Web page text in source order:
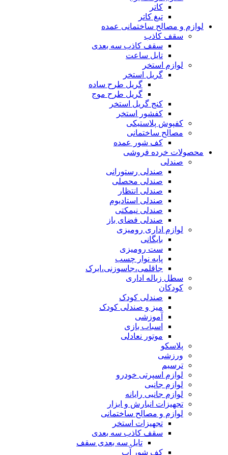
کاتر
تیغ کاتر
لوازم و مصالح ساختمانی عمده
سقف کاذب
سقف کاذب سه بعدی
تایل ساعت
لوازم استخر
گریل استخر
گریل طرح ساده
گریل طرح موج
کنج گریل استخر
کفشور استخر
کفپوش پلاستیکی
مصالح ساختمانی
کف شور عمده
محصولات خرده فروشی
صندلی
صندلی رستورانی
صندلی محصلی
صندلی انتظار
صندلی استادیوم
صندلی نیمکتی
صندلی فضای باز
لوازم اداری رومیزی
بایگانی
ست رومیزی
پایه نوار چسب
جاقلمی،جاسوزنی،ابرک
سطل زباله اداری
کودکان
صندلی کودک
میز و صندلی کودک
آموزشی
اسباب بازی
موتور نعادلی
پلاسکو
ورزشی
ترسیم
لوازم اسپرتی خودرو
لوازم جانبی
لوازم جانبی رایانه
تجهیزات انبارش و ابزار
لوازم و مصالح ساختمانی
تجهیزات استخر
سقف کاذب سه بعدی
تایل سه بعدی سقف
کف شور آب